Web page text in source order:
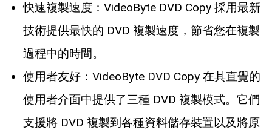
快速複製速度：VideoByte DVD Copy 採用最新
技術提供最快的 DVD 複製速度，節省您在複製
過程中的時間。
使用者友好：VideoByte DVD Copy 在其直覺的
使用者介面中提供了三種 DVD 複製模式。它們
支援將 DVD 複製到各種資料儲存裝置以及將原